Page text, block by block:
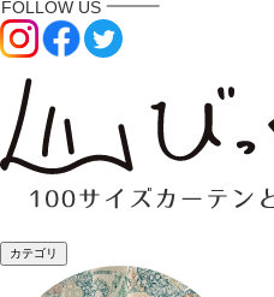
カテゴリ